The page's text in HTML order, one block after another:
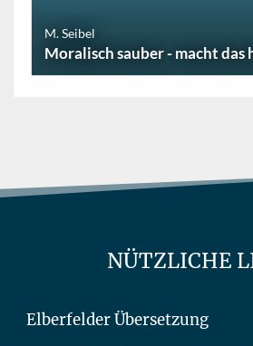
M. Seibel
Moralisch sauber - macht das
NÜTZLICHE
Elberfelder Übersetzung